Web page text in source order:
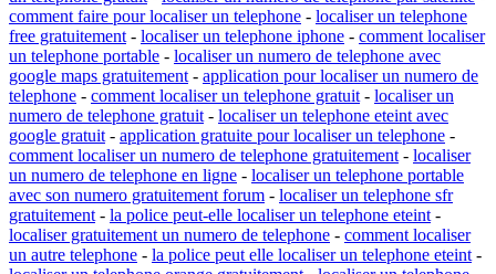
comment faire pour localiser un telephone - localiser un telephone
free gratuitement - localiser un telephone iphone - comment localiser
un telephone portable - localiser un numero de telephone avec
google maps gratuitement - application pour localiser un numero de
telephone - comment localiser un telephone gratuit - localiser un
numero de telephone gratuit - localiser un telephone eteint avec
google gratuit - application gratuite pour localiser un telephone -
comment localiser un numero de telephone gratuitement - localiser
un numero de telephone en ligne - localiser un telephone portable
avec son numero gratuitement forum - localiser un telephone sfr
gratuitement - la police peut-elle localiser un telephone eteint -
localiser gratuitement un numero de telephone - comment localiser
un autre telephone - la police peut elle localiser un telephone eteint -